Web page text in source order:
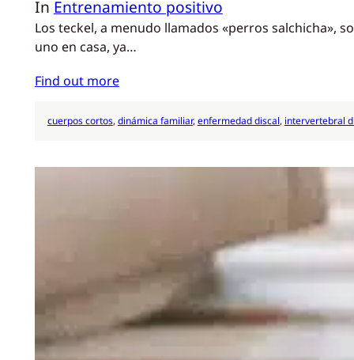
In Entrenamiento positivo
Los teckel, a menudo llamados «perros salchicha»,
uno en casa, ya…
Find out more
cuerpos cortos, dinámica familiar, enfermedad discal, intervertebral